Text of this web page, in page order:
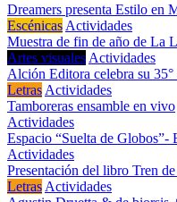
Dreamers presenta Estilo en
Escénicas Actividades
Muestra de fin de año de La
Artes visuales Actividades
Alción Editora celebra su 35°
Letras Actividades
Tamboreras ensamble en vivo
Actividades
Espacio “Suelta de Globos”-
Actividades
Presentación del libro Tren
Letras Actividades